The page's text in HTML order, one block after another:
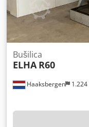
Haaksbergen
Bušilica
ELHA R60